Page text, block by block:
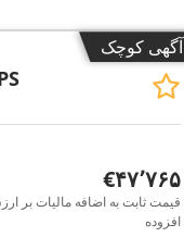
آگهی کوچک
‎€۴۷٬۷۶۵
قیمت ثابت به اضافه مالیات بر
افزوده